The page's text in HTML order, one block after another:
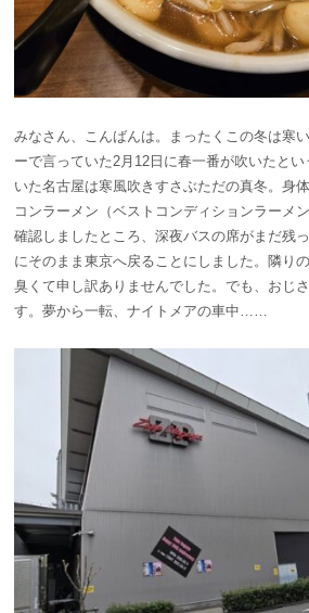
みなさん、こんばんは。まったくこの冬は寒
ーで言っていた2月12日に春一番が吹いたと
いた名古屋は寒風吹きすさぶただの真冬。身
コンラーメン（ベストコンディションラーメ
確認しましたところ、深夜バスの席がまだ残
にそのまま東京へ戻ることにしました。隣り
臭くて申し訳ありませんでした。でも、おじ
す。夢から一転、ナイトメアの車中……